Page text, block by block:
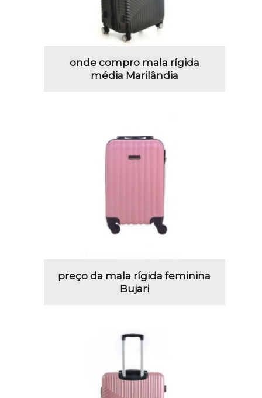
onde compro mala rígida
média Marilândia
preço da mala rígida feminina
Bujari